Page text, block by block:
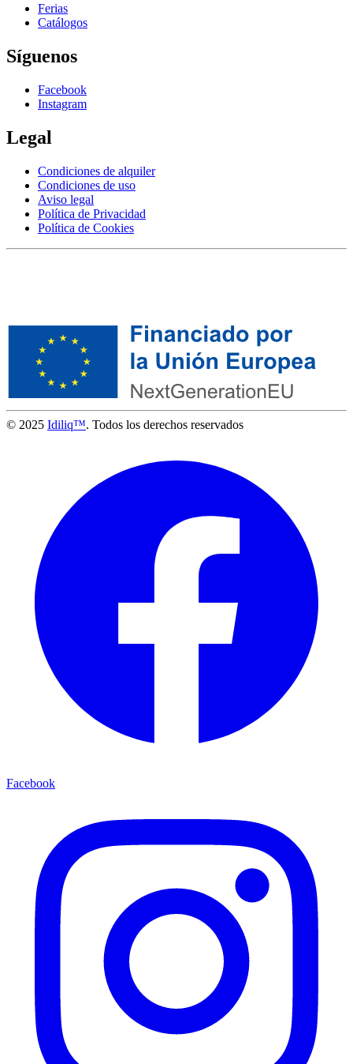
Ferias
Catálogos
Síguenos
Facebook
Instagram
Legal
Condiciones de alquiler
Condiciones de uso
Aviso legal
Política de Privacidad
Política de Cookies
© 2025 Idiliq™. Todos los derechos reservados
Facebook